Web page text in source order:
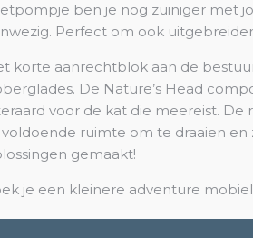
ben je nog zuiniger met
Perfect om ook
korte aanrechtblok aan de
De Nature’s Head
voor de kat die meereist.
voldoende ruimte om te draaien
gemaakt!
je een kleinere adventure